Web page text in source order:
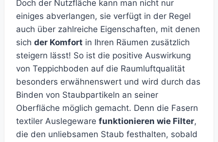
Doch der Nutzfläche kann man nicht nur
einiges abverlangen, sie verfügt in der Regel
auch über zahlreiche Eigenschaften, mit denen
sich der Komfort in Ihren Räumen zusätzlich
steigern lässt! So ist die positive Auswirkung
von Teppichboden auf die Raumluftqualität
besonders erwähnenswert und wird durch das
Binden von Staubpartikeln an seiner
Oberfläche möglich gemacht. Denn die Fasern
textiler Auslegeware funktionieren wie Filter,
die den unliebsamen Staub festhalten, sobald